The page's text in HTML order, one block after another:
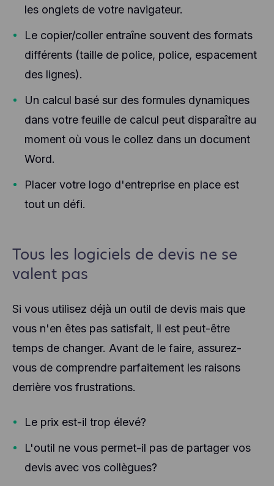
les onglets de votre navigateur.
Le copier/coller entraîne souvent des formats
différents (taille de police, police, espacement
des lignes).
Un calcul basé sur des formules dynamiques
dans votre feuille de calcul peut disparaître au
moment où vous le collez dans un document
Word.
Placer votre logo d'entreprise en place est
tout un défi.
Tous les logiciels de devis ne se
valent pas
Si vous utilisez déjà un outil de devis mais que
vous n'en êtes pas satisfait, il est peut-être
temps de changer. Avant de le faire, assurez-
vous de comprendre parfaitement les raisons
derrière vos frustrations.
Le prix est-il trop élevé?
L'outil ne vous permet-il pas de partager vos
devis avec vos collègues?